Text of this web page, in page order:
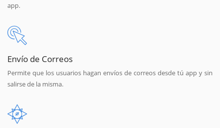
app.
Envío de Correos
Permite que los usuarios hagan envíos de correos desde tú app y sin
salirse de la misma.